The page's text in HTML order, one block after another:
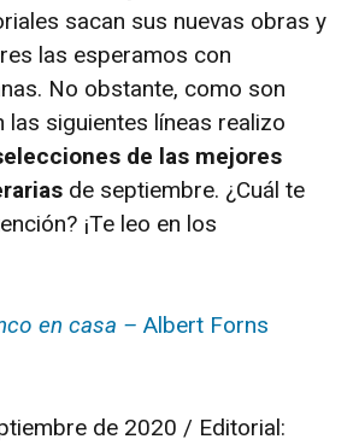
sacan sus nuevas obras y
las esperamos con
No obstante, como son
las siguientes líneas realizo
de las mejores
de septiembre. ¿Cuál te
¡Te leo en los
en casa – Albert Forns
de 2020 / Editorial: